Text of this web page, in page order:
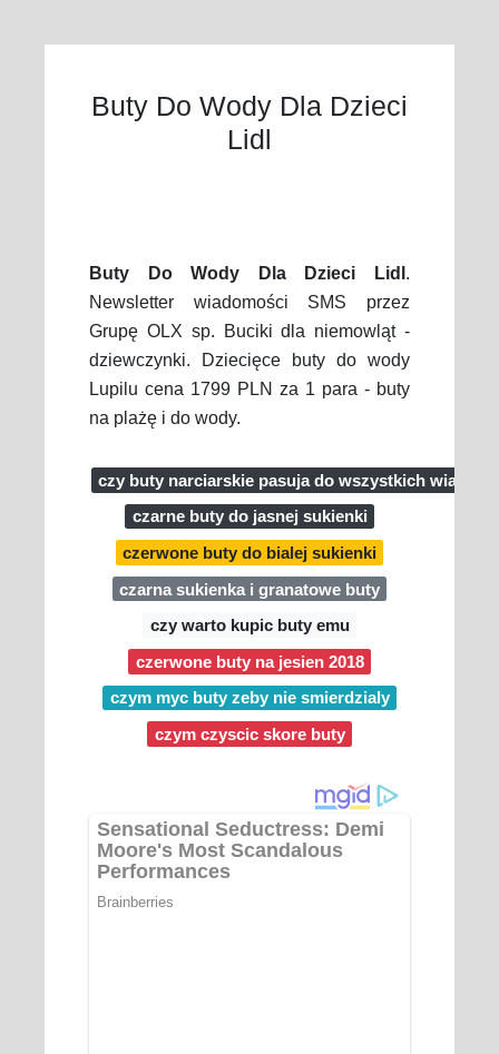
Buty Do Wody Dla Dzieci
Lidl
Buty Do Wody Dla Dzieci Lidl .
Newsletter wiadomości SMS przez
Grupę OLX sp. Buciki dla niemowląt -
dziewczynki. Dziecięce buty do wody
Lupilu cena 1799 PLN za 1 para - buty
na plażę i do wody.
czy buty narciarskie pasuja do wszystkich wiazan
czarne buty do jasnej sukienki
czerwone buty do bialej sukienki
czarna sukienka i granatowe buty
czy warto kupic buty emu
czerwone buty na jesien 2018
czym myc buty zeby nie smierdzialy
czym czyscic skore buty